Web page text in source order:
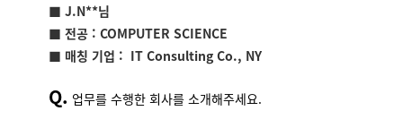
■ J.N**님
■ 전공 : COMPUTER SCIENCE
■ 매칭 기업 : IT Consulting Co., NY
Q. 업무를 수행한 회사를 소개해주세요.